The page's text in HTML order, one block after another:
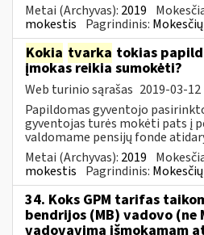
Metai (Archyvas): 2019
mokestis Pagrindinis:
Kokia tvarka tokias
įmokas reikia sumokėti?
Web turinio sąrašas 2019-03-12
Papildomas gyventojo
gyventojas turės mokėti pats į
valdomame pensijų fonde
Metai (Archyvas): 2019
mokestis Pagrindinis:
34. Koks GPM tarifas
bendrijos (MB) vadovo (ne
vadovavimą išmokamam